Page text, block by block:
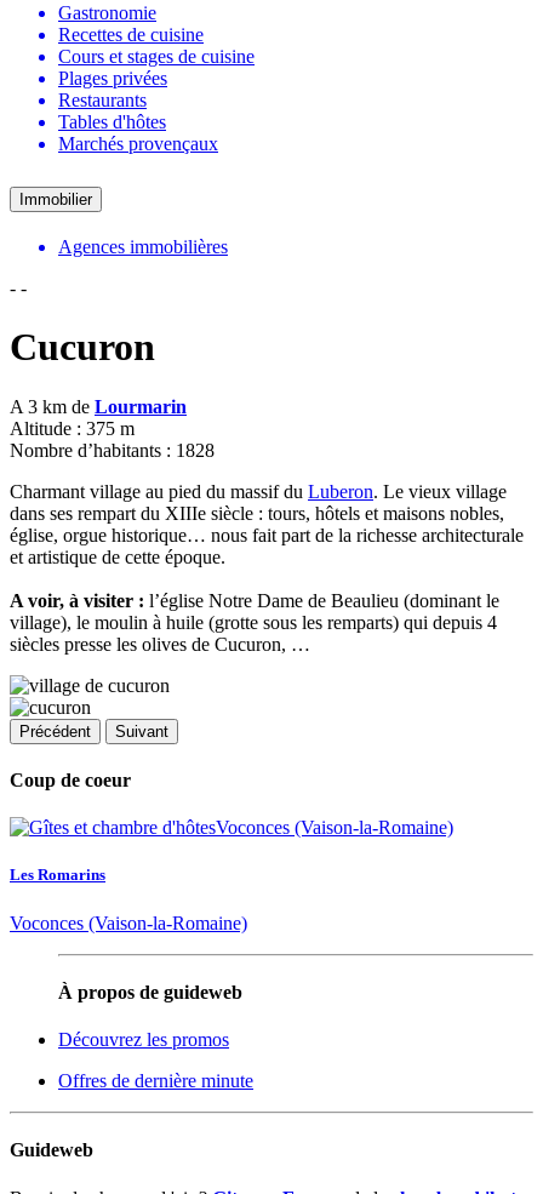
Gastronomie
Recettes de cuisine
Cours et stages de cuisine
Plages privées
Restaurants
Tables d'hôtes
Marchés provençaux
Immobilier
Agences immobilières
- -
Cucuron
A 3 km de Lourmarin
Altitude : 375 m
Nombre d’habitants : 1828
Charmant village au pied du massif du Luberon. Le vieux village
dans ses rempart du XIIIe siècle : tours, hôtels et maisons nobles,
église, orgue historique… nous fait part de la richesse architecturale
et artistique de cette époque.
A voir, à visiter : l’église Notre Dame de Beaulieu (dominant le
village), le moulin à huile (grotte sous les remparts) qui depuis 4
siècles presse les olives de Cucuron, …
Précédent Suivant
Coup de coeur
Les Romarins
Voconces (Vaison-la-Romaine)
À propos de guideweb
Découvrez les promos
Offres de dernière minute
Guideweb